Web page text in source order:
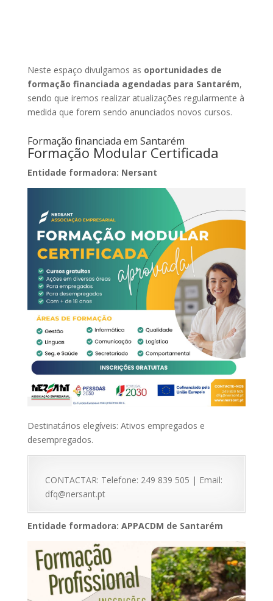
Neste espaço divulgamos as oportunidades de
formação financiada agendadas para Santarém,
sendo que iremos realizar atualizações regularmente à
medida que forem sendo anunciados novos cursos.
Formação financiada em Santarém
Formação Modular Certificada
Entidade formadora: Nersant
Destinatários elegíveis: Ativos empregados e
desempregados.
CONTACTAR: Telefone: 249 839 505 | Email:
dfq@nersant.pt
Entidade formadora: APPACDM de Santarém